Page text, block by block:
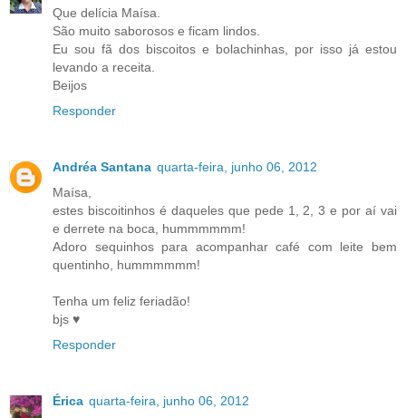
Que delícia Maísa.
São muito saborosos e ficam lindos.
Eu sou fã dos biscoitos e bolachinhas, por isso já estou
levando a receita.
Beijos
Responder
Andréa Santana quarta-feira, junho 06, 2012
Maísa,
estes biscoitinhos é daqueles que pede 1, 2, 3 e por aí vai
e derrete na boca, hummmmmm!
Adoro sequinhos para acompanhar café com leite bem
quentinho, hummmmmm!
Tenha um feliz feriadão!
bjs ♥
Responder
Érica quarta-feira, junho 06, 2012